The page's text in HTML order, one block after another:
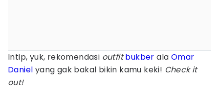
Intip, yuk, rekomendasi outfitbukber ala Omar
Daniel yang gak bakal bikin kamu keki! Check it
out!